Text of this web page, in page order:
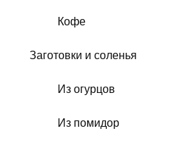
Кофе
Заготовки и соленья
Из огурцов
Из помидор